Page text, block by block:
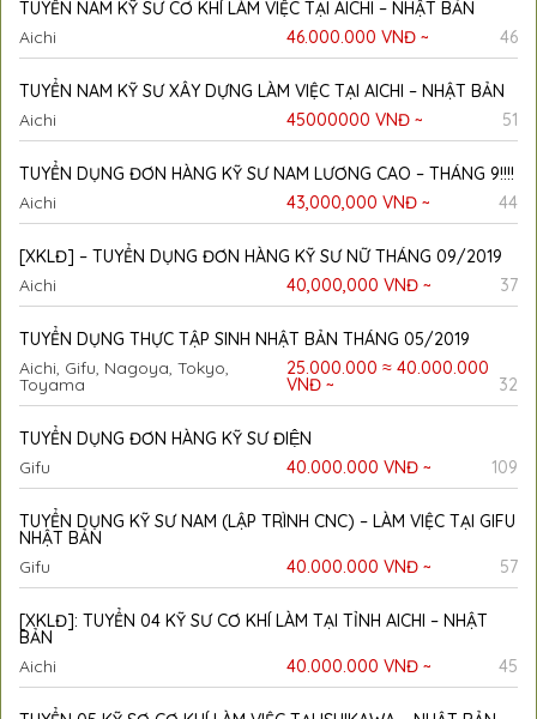
TUYỂN NAM KỸ SƯ CƠ KHÍ LÀM VIỆC TẠI AICHI – NHẬT BẢN
Aichi
46.000.000 VNĐ ~ 46
TUYỂN NAM KỸ SƯ XÂY DỰNG LÀM VIỆC TẠI AICHI – NHẬT BẢN
Aichi
45000000 VNĐ ~ 51
TUYỂN DỤNG ĐƠN HÀNG KỸ SƯ NAM LƯƠNG CAO – THÁNG 9!!!!
Aichi
43,000,000 VNĐ ~ 44
[XKLĐ] – TUYỂN DỤNG ĐƠN HÀNG KỸ SƯ NỮ THÁNG 09/2019
Aichi
40,000,000 VNĐ ~ 37
TUYỂN DỤNG THỰC TẬP SINH NHẬT BẢN THÁNG 05/2019
Aichi, Gifu, Nagoya, Tokyo,
Toyama
25.000.000 ≈ 40.000.000
VNĐ ~ 32
TUYỂN DỤNG ĐƠN HÀNG KỸ SƯ ĐIỆN
Gifu
40.000.000 VNĐ ~ 109
TUYỂN DỤNG KỸ SƯ NAM (LẬP TRÌNH CNC) – LÀM VIỆC TẠI GIFU
NHẬT BẢN
Gifu
40.000.000 VNĐ ~ 57
[XKLĐ]: TUYỂN 04 KỸ SƯ CƠ KHÍ LÀM TẠI TỈNH AICHI – NHẬT
BẢN
Aichi
40.000.000 VNĐ ~ 45